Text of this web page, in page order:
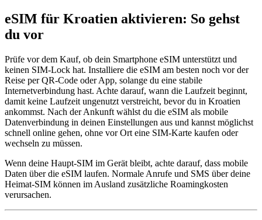
eSIM für Kroatien aktivieren: So gehst
du vor
Prüfe vor dem Kauf, ob dein Smartphone eSIM unterstützt und
keinen SIM-Lock hat. Installiere die eSIM am besten noch vor der
Reise per QR-Code oder App, solange du eine stabile
Internetverbindung hast. Achte darauf, wann die Laufzeit beginnt,
damit keine Laufzeit ungenutzt verstreicht, bevor du in Kroatien
ankommst. Nach der Ankunft wählst du die eSIM als mobile
Datenverbindung in deinen Einstellungen aus und kannst möglichst
schnell online gehen, ohne vor Ort eine SIM-Karte kaufen oder
wechseln zu müssen.
Wenn deine Haupt-SIM im Gerät bleibt, achte darauf, dass mobile
Daten über die eSIM laufen. Normale Anrufe und SMS über deine
Heimat-SIM können im Ausland zusätzliche Roamingkosten
verursachen.